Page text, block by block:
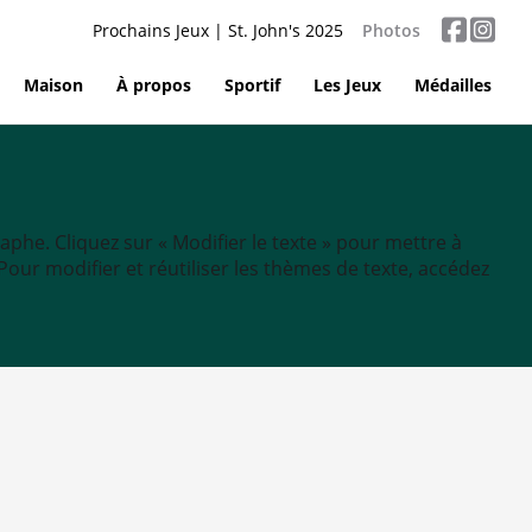
Prochains Jeux | St. John's 2025 Photos
Maison À propos Sportif Les Jeux Médailles
Cliquez sur « Modifier le texte » pour mettre à
modifier et réutiliser les thèmes de texte, accédez